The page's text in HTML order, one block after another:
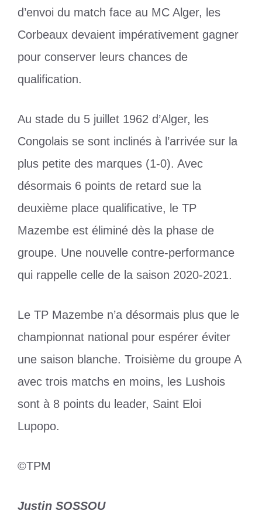
d’envoi du match face au MC Alger, les
Corbeaux devaient impérativement gagner
pour conserver leurs chances de
qualification.
Au stade du 5 juillet 1962 d’Alger, les
Congolais se sont inclinés à l’arrivée sur la
plus petite des marques (1-0). Avec
désormais 6 points de retard sue la
deuxième place qualificative, le TP
Mazembe est éliminé dès la phase de
groupe. Une nouvelle contre-performance
qui rappelle celle de la saison 2020-2021.
Le TP Mazembe n’a désormais plus que le
championnat national pour espérer éviter
une saison blanche. Troisième du groupe A
avec trois matchs en moins, les Lushois
sont à 8 points du leader, Saint Eloi
Lupopo.
©TPM
Justin SOSSOU